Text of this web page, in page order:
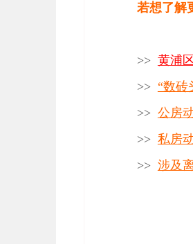
若想了解
>> 黄浦
>> “数砖
>> 公房
>> 私房
>> 涉及